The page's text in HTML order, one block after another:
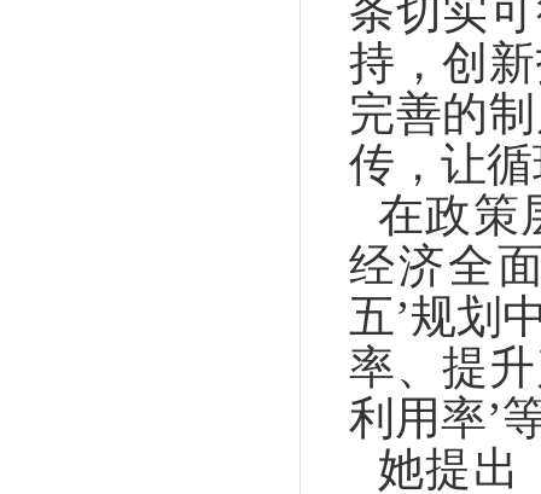
条切实
持，创
完善的
传，让
在政策
经济全
五’规划
率、提
利用率’
她提出